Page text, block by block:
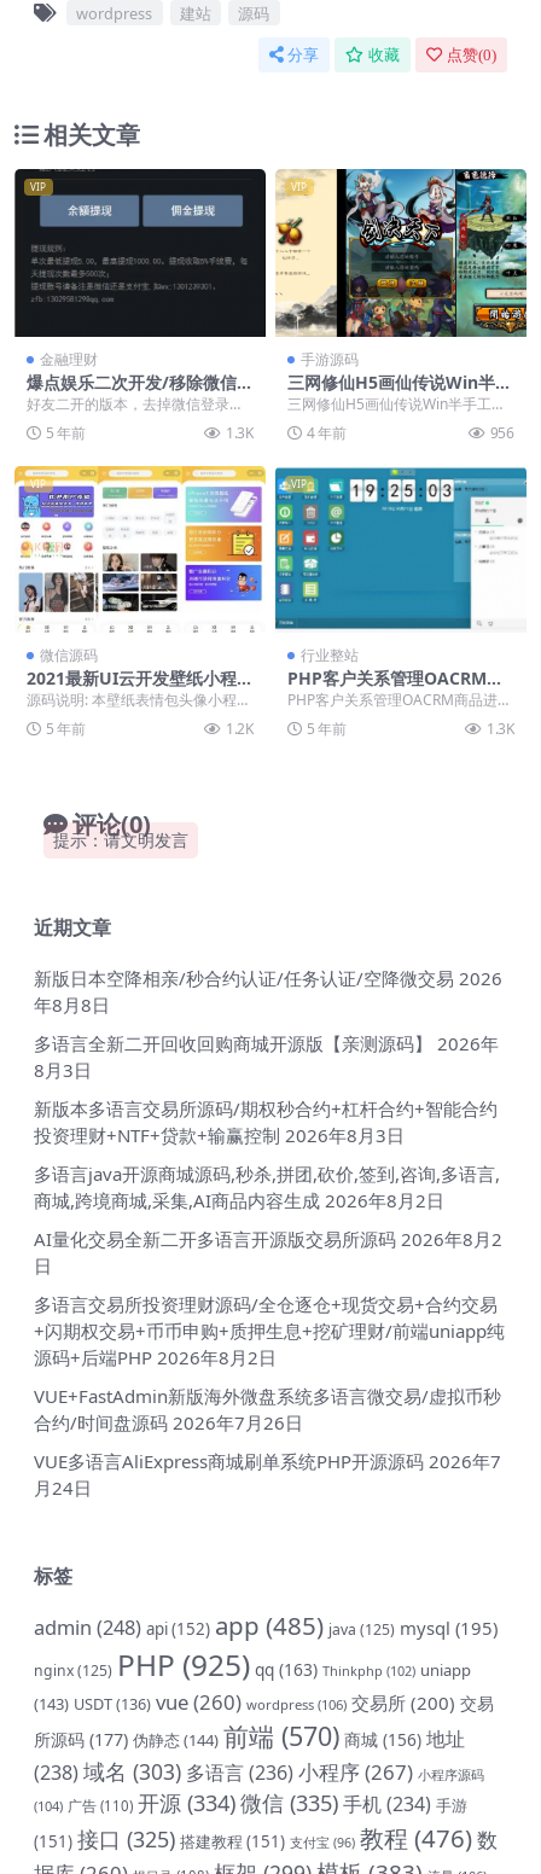
wordpress 建站 源码
分享 收藏 点赞(0)
相关文章
VIP
金融理财
爆点娱乐二次开发/移除微信登
录
好友二开的版本，去掉微信登录，
和K1源码网之前改的那份不一样。
支付已接过z支付，...
5 年前 1.3K
VIP
手游源码
三网修仙H5画仙传说Win半手
工服务端+运营后台「亲测源
码」
三网修仙H5画仙传说Win半手工服
务端+运营后台「亲测源码」
4 年前 956
VIP
微信源码
2021最新UI云开发壁纸小程序
源码
源码说明: 本壁纸表情包头像小程序
采用（dcloud云开发）所以无需服
务器与域名...
5 年前 1.2K
VIP
行业整站
PHP客户关系管理OACRM商
品进销存销售管理合同订单库
存财务管理跟单源码
PHP客户关系管理OACRM商品进销
存销售管理合同订单库存财务管理
跟单源码 演示...
5 年前 1.3K
评论(0)
提示：请文明发言
近期文章
新版日本空降相亲/秒合约认证/任务认证/空降微交易 2026
年8月8日
多语言全新二开回收回购商城开源版【亲测源码】
2026年
8月3日
新版本多语言交易所源码/期权秒合约+杠杆合约+智能合约
投资理财+NTF+贷款+输赢控制 2026年8月3日
多语言java开源商城源码,秒杀,拼团,砍价,签到,咨询,多语言,
商城,跨境商城,采集,AI商品内容生成 2026年8月2日
AI量化交易全新二开多语言开源版交易所源码 2026年8月2
日
多语言交易所投资理财源码/全仓逐仓+现货交易+合约交易
+闪期权交易+币币申购+质押生息+挖矿理财/前端uniapp纯
源码+后端PHP 2026年8月2日
VUE+FastAdmin新版海外微盘系统多语言微交易/虚拟币秒
合约/时间盘源码 2026年7月26日
VUE多语言AliExpress商城刷单系统PHP开源源码 2026年7
月24日
标签
admin (248) api(152) app (485) java (125) mysql (195)
nginx(125) PHP (925) qq (163) Thinkphp (102) uniapp
(143) USDT(136) vue(260) wordpress (106) 交易所 (200) 交易
所源码 (177) 伪静态(144) 前端 (570) 商城 (156) 地址
(238)域名 (303) 多语言(236) 小程序(267) 小程序源码
(104) 广告 (110) 开源 (334)微信 (335)手机(234) 手游
(151) 接口 (325) 搭建教程 (151) 支付宝 (96) 教程 (476)数